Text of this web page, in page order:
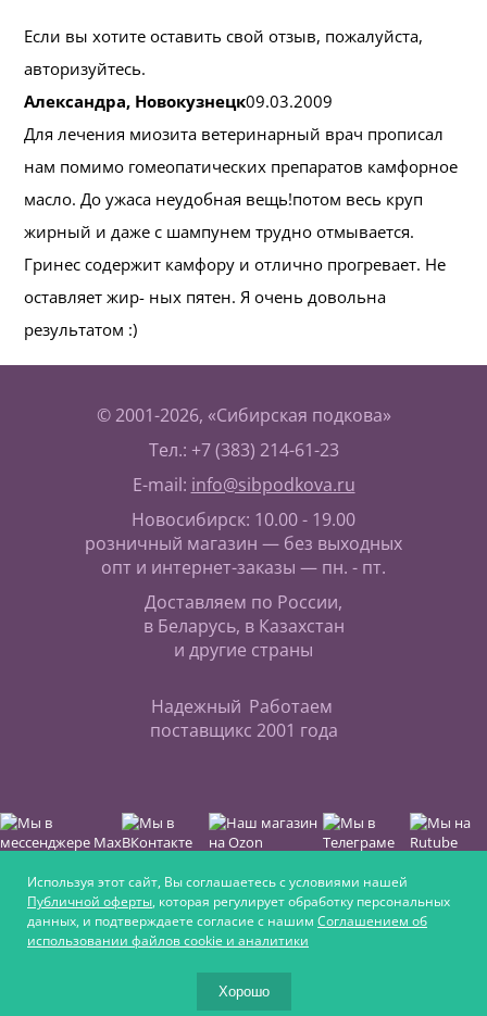
Если вы хотите оставить свой отзыв, пожалуйста,
авторизуйтесь.
Александра, Новокузнецк09.03.2009
Для лечения миозита ветеринарный врач прописал
нам помимо гомеопатических препаратов камфорное
масло. До ужаса неудобная вещь!потом весь круп
жирный и даже с шампунем трудно отмывается.
Гринес содержит камфору и отлично прогревает. Не
оставляет жир- ных пятен. Я очень довольна
результатом :)
© 2001-2026, «Сибирская подкова»
Тел.: +7 (383) 214-61-23
E-mail: info@sibpodkova.ru
Новосибирск: 10.00 - 19.00
розничный магазин — без выходных
опт и интернет-заказы — пн. - пт.
Доставляем по России,
в Беларусь, в Казахстан
и другие страны
Надежный
поставщик
Работаем
с 2001 года
Интернет-магазин для любителей верховой езды,
фермеров
Используя этот сайт, Вы соглашаетесь с условиями нашей
Публичной оферты, которая регулирует обработку персональных
данных, и подтверждаете согласие с нашим Соглашением об
использовании файлов cookie и аналитики
Хорошо